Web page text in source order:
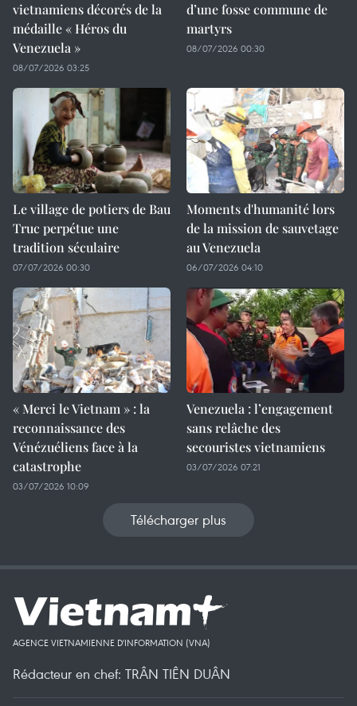
vietnamiens décorés de la
médaille « Héros du
Venezuela »
08/07/2026 03:25
d’une fosse commune de
martyrs
08/07/2026 00:30
Le village de potiers de Bau
Truc perpétue une
tradition séculaire
07/07/2026 00:30
Moments d'humanité lors
de la mission de sauvetage
au Venezuela
06/07/2026 04:10
« Merci le Vietnam » : la
reconnaissance des
Vénézuéliens face à la
catastrophe
03/07/2026 10:09
Venezuela : l’engagement
sans relâche des
secouristes vietnamiens
03/07/2026 07:21
Télécharger plus
AGENCE VIETNAMIENNE D'INFORMATION (VNA)
Rédacteur en chef: TRÂN TIÊN DUÂN